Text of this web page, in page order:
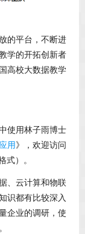
的平台，不断进
学的开拓创新者
高校大数据教学
使用林子雨博士
用》，欢迎访问
式）。
、云计算和物联
识都有比较深入
企业的调研，使